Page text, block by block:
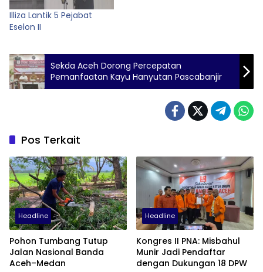
Illiza Lantik 5 Pejabat
Eselon II
Sekda Aceh Dorong Percepatan
Pemanfaatan Kayu Hanyutan Pascabanjir
Pos Terkait
Headline
Pohon Tumbang Tutup
Jalan Nasional Banda
Aceh–Medan
Headline
Kongres II PNA: Misbahul
Munir Jadi Pendaftar
dengan Dukungan 18 DPW